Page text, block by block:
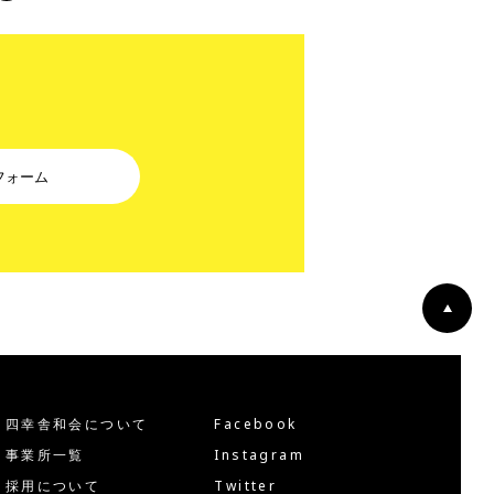
ォーム
四幸舎和会について
事業所一覧
採用について
Facebook
Instagram
Twitter